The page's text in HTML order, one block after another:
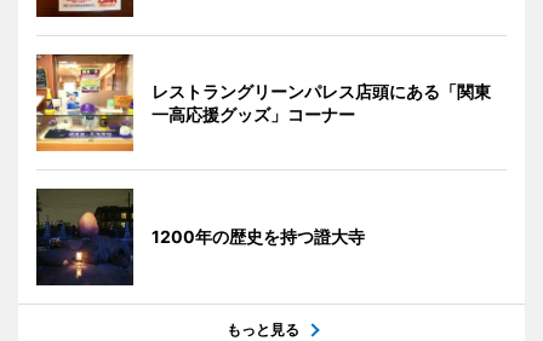
レストラングリーンパレス店頭にある「関東
一高応援グッズ」コーナー
1200年の歴史を持つ證大寺
もっと見る